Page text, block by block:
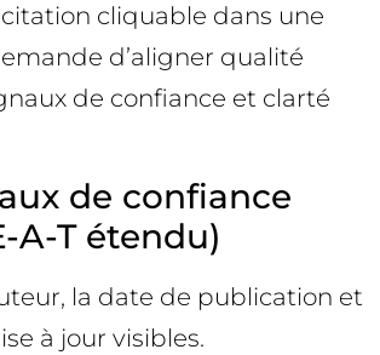
cliquable dans une
d’aligner qualité
de confiance et clarté
de confiance
A-T étendu)
la date de publication et
à jour visibles.